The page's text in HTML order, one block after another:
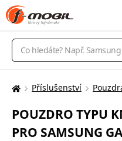
Vyhledávání
Zde
nacházíte:
Příslušenství
POUZDRO TYPU
PRO SAMSUNG